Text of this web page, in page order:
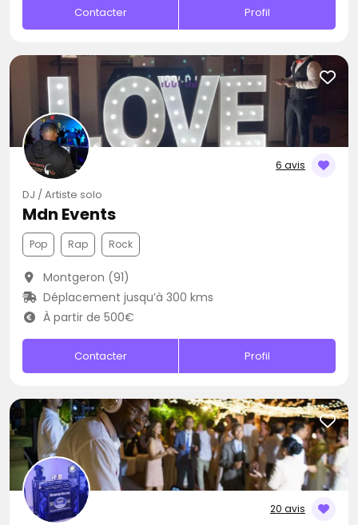
Contacter Profil
6 avis
DJ / Artiste solo
Mdn Events
Pop Rap Rock
Montgeron (91)
Déplacement jusqu’à 300 kms
À partir de 500€
Contacter Profil
20 avis